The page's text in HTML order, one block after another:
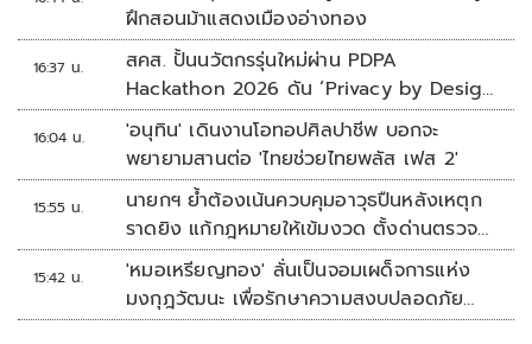
ฝึกสอนม้าแสดงเมืองอ่างทอง
16:37 น.
สคส. ปั้นนวัตกรรุ่นใหม่ผ่าน PDPA
Hackathon 2026 ดัน ‘Privacy by Design
for all’ สู่โซลูชันคุ้มครองข้อมูลส่วนบุคคลที่
ใช้ได้จริง
16:04 น.
'อนุทิน' เดินงานโอทอปศิลปาชีพ บอกจะ
พยายามสานต่อ 'ไทยช่วยไทยพลัส เฟส 2'
15:55 น.
นายกฯ ย้ำต้องเน้นควบคุมอาวุธปืนหลังเหตุก
ราดยิง แก้กฎหมายให้เข้มงวด ตั้งด่านตรวจ
เพิ่ม
15:42 น.
'หมอเหรียญทอง' ลั่นเป็นจอมเผด็จการแห่ง
มงกุฎวัฒนะ เพื่อรักษาความสงบปลอดภัย
ภายในรพ.